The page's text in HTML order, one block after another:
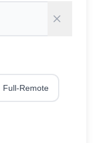
Full-Remote